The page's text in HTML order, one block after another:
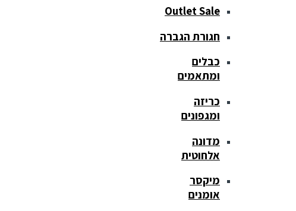
Outlet Sale
חגורת הגברה
כבלים
ומתאמים
כריזה
ומגפונים
מדונה
אלחוטית
מיקסר
אומנים